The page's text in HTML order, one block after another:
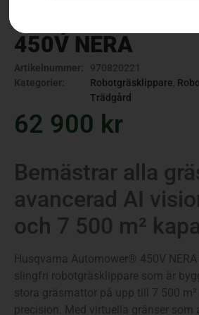
Husqvarna
450V NERA
Artikelnummer:
970820221
Kategorier:
Robotgräsklippare,
Trädgård
62 900 kr
Bemästrar alla
avancerad AI
och 7 500 m²
Husqvarna Automower® 450V NERA
slingfri robotgräsklippare som är
stora gräsmattor på upp till 7 500
precision. Med virtuella gränser som